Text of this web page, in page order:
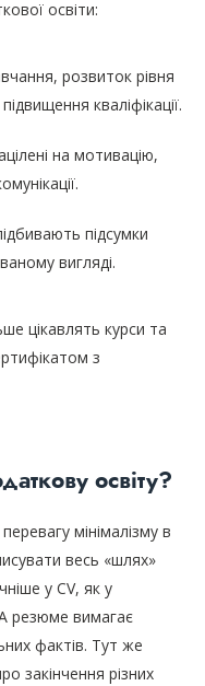
освіти:
розвиток рівня
кваліфікації.
на мотивацію,
підсумки
вигляді.
цікавлять курси та
з
освіту?
мінімалізму в
весь «шлях»
у CV, як у
А резюме вимагає
фактів. Тут же
закінчення різних